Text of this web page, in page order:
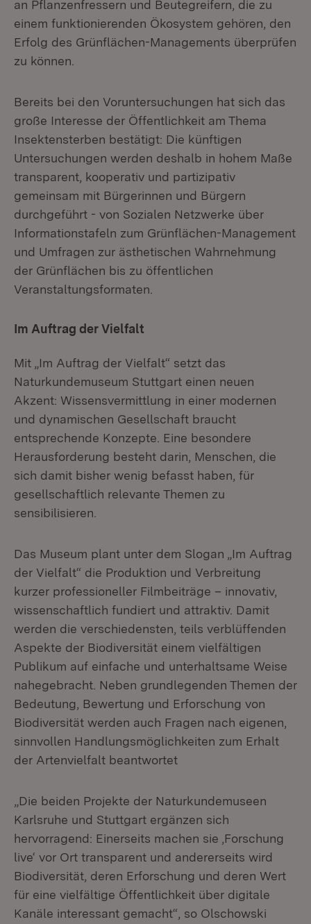
an Pflanzenfressern und Beutegreifern, die zu
einem funktionierenden Ökosystem gehören, den
Erfolg des Grünflächen-Managements überprüfen
zu können.
Bereits bei den Voruntersuchungen hat sich das
große Interesse der Öffentlichkeit am Thema
Insektensterben bestätigt: Die künftigen
Untersuchungen werden deshalb in hohem Maße
transparent, kooperativ und partizipativ
gemeinsam mit Bürgerinnen und Bürgern
durchgeführt - von Sozialen Netzwerke über
Informationstafeln zum Grünflächen-Management
und Umfragen zur ästhetischen Wahrnehmung
der Grünflächen bis zu öffentlichen
Veranstaltungsformaten.
Im Auftrag der Vielfalt
Mit „Im Auftrag der Vielfalt“ setzt das
Naturkundemuseum Stuttgart einen neuen
Akzent: Wissensvermittlung in einer modernen
und dynamischen Gesellschaft braucht
entsprechende Konzepte. Eine besondere
Herausforderung besteht darin, Menschen, die
sich damit bisher wenig befasst haben, für
gesellschaftlich relevante Themen zu
sensibilisieren.
Das Museum plant unter dem Slogan „Im Auftrag
der Vielfalt“ die Produktion und Verbreitung
kurzer professioneller Filmbeiträge – innovativ,
wissenschaftlich fundiert und attraktiv. Damit
werden die verschiedensten, teils verblüffenden
Aspekte der Biodiversität einem vielfältigen
Publikum auf einfache und unterhaltsame Weise
nahegebracht. Neben grundlegenden Themen der
Bedeutung, Bewertung und Erforschung von
Biodiversität werden auch Fragen nach eigenen,
sinnvollen Handlungsmöglichkeiten zum Erhalt
der Artenvielfalt beantwortet
„Die beiden Projekte der Naturkundemuseen
Karlsruhe und Stuttgart ergänzen sich
hervorragend: Einerseits machen sie ‚Forschung
live‘ vor Ort transparent und andererseits wird
Biodiversität, deren Erforschung und deren Wert
für eine vielfältige Öffentlichkeit über digitale
Kanäle interessant gemacht“, so Olschowski